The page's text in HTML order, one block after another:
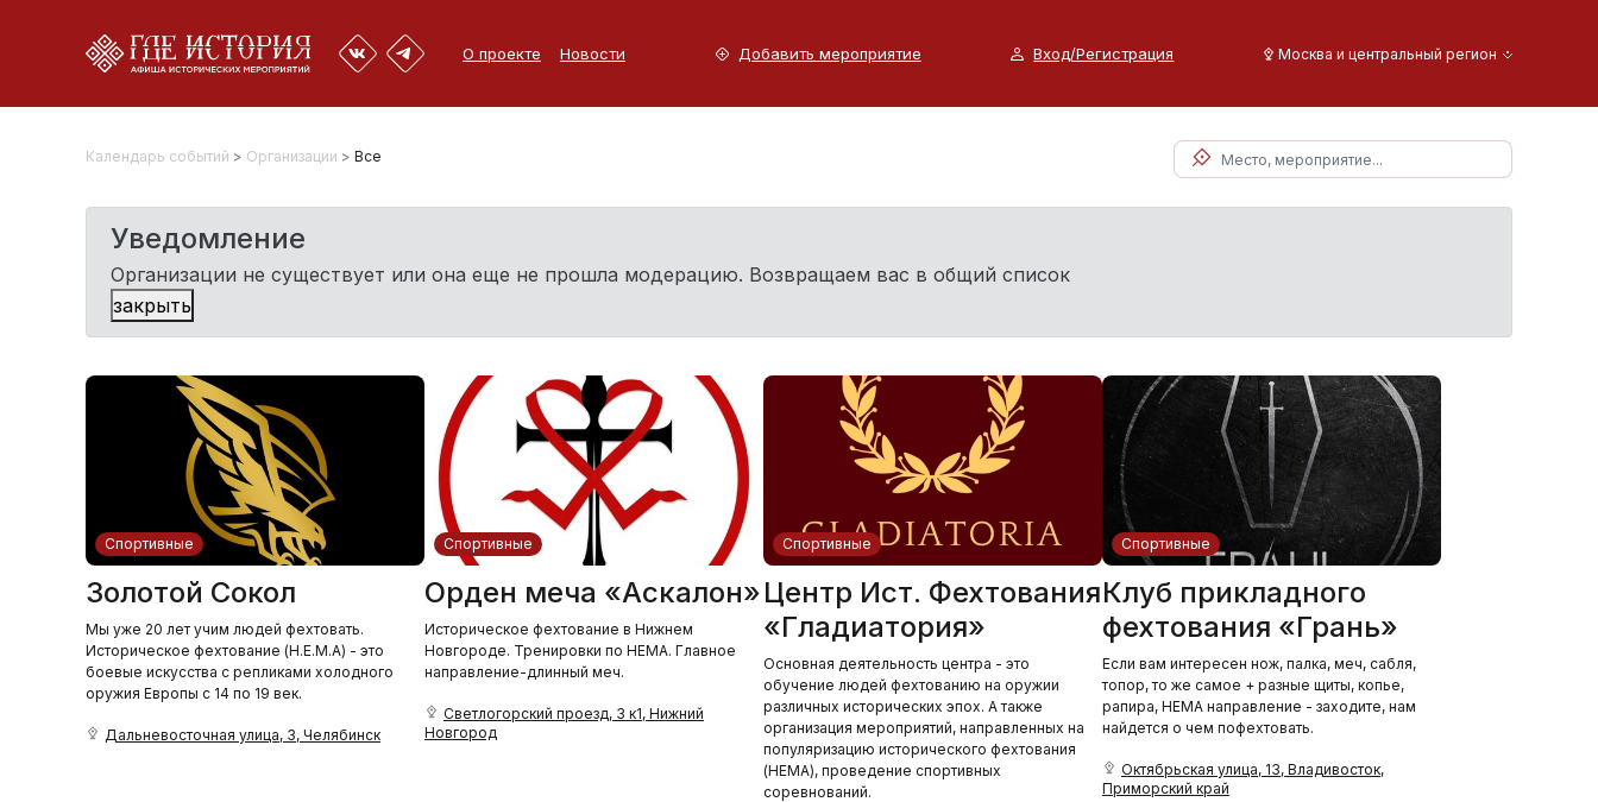
О проекте Новости Добавить мероприятие Вход/Регистрация Москва и центральный регион
Календарь событий > Организации > Все
Уведомление
Организации не существует или она еще не прошла модерацию. Возвращаем вас в общий список
закрыть
Спортивные
Золотой Сокол
Мы уже 20 лет учим людей фехтовать.
Историческое фехтование (H.E.M.A) - это
боевые искусства с репликами холодного
оружия Европы с 14 по 19 век.
Дальневосточная улица, 3, Челябинск
Спортивные
Орден меча «Аскалон»
Историческое фехтование в Нижнем
Новгороде. Тренировки по HEMA. Главное
направление-длинный меч.
Светлогорский проезд, 3 к1, Нижний
Новгород
Спортивные
Центр Ист. Фехтования
«Гладиатория»
Основная деятельность центра - это
обучение людей фехтованию на оружии
различных исторических эпох. А также
организация мероприятий, направленных на
популяризацию исторического фехтования
(HEMA), проведение спортивных
соревнований.
Спортивные
Клуб прикладного
фехтования «Грань»
Если вам интересен нож, палка, меч, сабля,
топор, то же самое + разные щиты, копье,
рапира, HEMA направление - заходите, нам
найдется о чем пофехтовать.
Октябрьская улица, 13, Владивосток,
Приморский край